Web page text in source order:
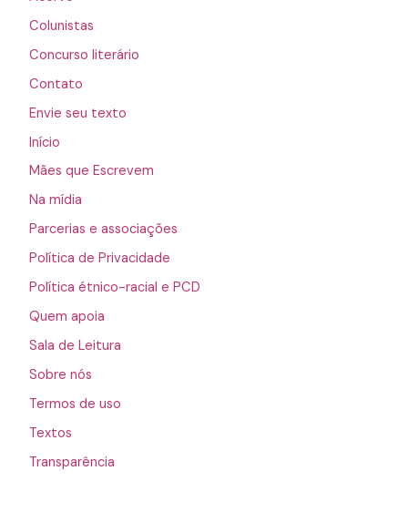
Colunistas
Concurso literário
Contato
Envie seu texto
Início
Mães que Escrevem
Na mídia
Parcerias e associações
Política de Privacidade
Política étnico-racial e PCD
Quem apoia
Sala de Leitura
Sobre nós
Termos de uso
Textos
Transparência